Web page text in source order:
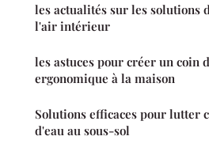
les actualités sur les solutions
l'air intérieur
les astuces pour créer un coin
ergonomique à la maison
Solutions efficaces pour
d'eau au sous-sol